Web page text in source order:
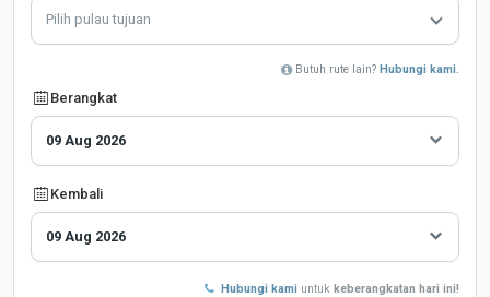
Pilih pulau tujuan
Butuh rute lain? Hubungi kami.
Berangkat
Kembali
Hubungi kami untuk keberangkatan hari ini!